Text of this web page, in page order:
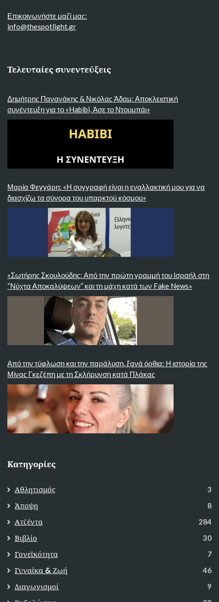
Επικοινωνήστε μαζί μας:
info@thespotlight.gr
Τελευταίες συνεντεύξεις
Δημήτρης Πανανάκης & Νικόλας Άδαμ: Αποκλειστική
συνέντευξη για το «Habibi, Άσε το Ντουμπάι»
Μαρία Φεγγάρη: «Η συγγραφή είναι η εναλλακτική μου για να
διασχίζω τα σύνορα του υπαρκτού κόσμου»
«Σωτήρης Σκουλούδης: Από την πρώτη γραμμή του Ισραήλ στη
“Νύχτα Αποκαλύψεων” και τη μάχη κατά των Fake News»
Από την τύφλωση και την παράλυση, ξανά όρθια: Η ιστορία της
Μίνας Γκεζέπη με τη Σκλήρυνση κατά Πλάκας
Κατηγορίες
Αθλητισμός 3
Άποψη 8
Ατζέντα 284
Βιβλίο 30
Γονεϊκότητα 7
Γυναίκα & Ζωή 46
Διαγωνισμοί 9